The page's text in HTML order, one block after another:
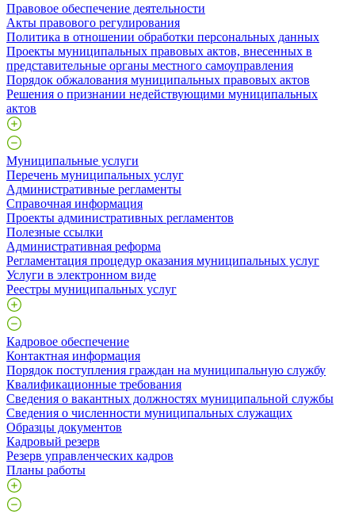
Правовое обеспечение деятельности
Акты правового регулирования
Политика в отношении обработки персональных данных
Проекты муниципальных правовых актов, внесенных в
представительные органы местного самоуправления
Порядок обжалования муниципальных правовых актов
Решения о признании недействующими муниципальных
актов
Муниципальные услуги
Перечень муниципальных услуг
Административные регламенты
Справочная информация
Проекты административных регламентов
Полезные ссылки
Административная реформа
Регламентация процедур оказания муниципальных услуг
Услуги в электронном виде
Реестры муниципальных услуг
Кадровое обеспечение
Контактная информация
Порядок поступления граждан на муниципальную службу
Квалификационные требования
Сведения о вакантных должностях муниципальной службы
Сведения о численности муниципальных служащих
Образцы документов
Кадровый резерв
Резерв управленческих кадров
Планы работы